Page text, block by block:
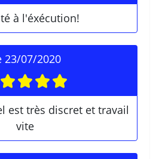
à l'éxécution!
23/07/2020
est très discret et travail
vite